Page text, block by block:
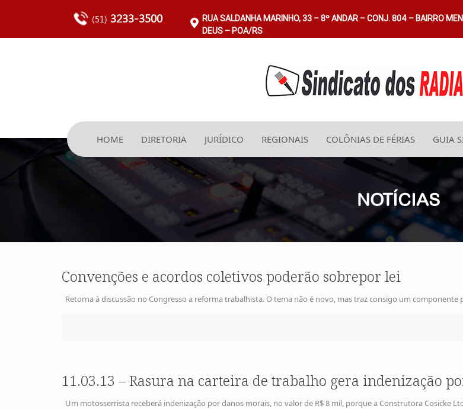
(51) 3233-3500
RUA SALDANHA MARINHO, 33 – 8º ANDAR – CONJ. 804 – BAIRRO
DEUS – POA/RS
HOME DIRETORIA JURÍDICO REGIONAIS COLÔNIAS DE FÉRIAS GUIA
NOTÍCIAS
Convenções e acordos coletivos poderão sobrepor lei
Retorna à discussão no Congresso a reforma trabalhista. O tema não é novo, mas traz consigo um
11.03.13 – Rasura na carteira de trabalho gera indenização
Um motosserrista receberá indenização por danos morais, no valor de R$ 8 mil, porque a Construtora Cosicke